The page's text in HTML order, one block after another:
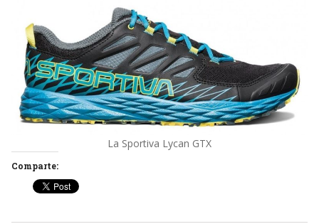
La Sportiva Lycan GTX
Comparte: